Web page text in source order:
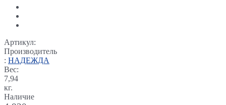
Артикул:
Производитель
: НАДЕЖДА
Вес:
7,94
кг.
Наличие